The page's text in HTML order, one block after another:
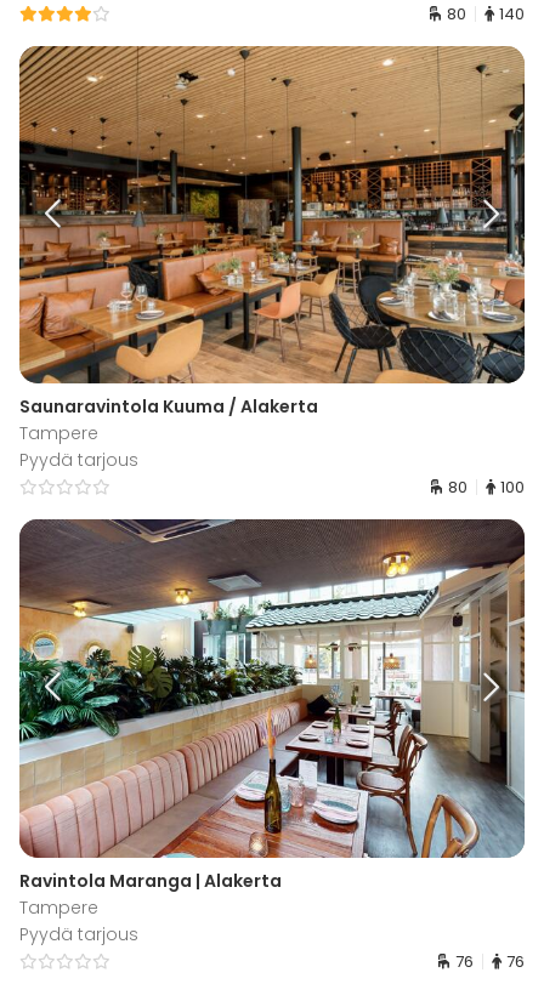
80 140
Saunaravintola Kuuma / Alakerta
Tampere
Pyydä tarjous
80 100
Ravintola Maranga | Alakerta
Tampere
Pyydä tarjous
76 76